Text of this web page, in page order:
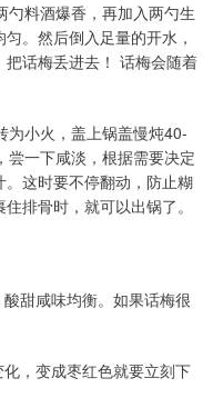
勺料酒爆香，再加入两勺生
。然后倒入足量的开水，
话梅丢进去！ 话梅会随着
为小火，盖上锅盖慢炖40-
尝一下咸淡，根据需要决定
这时要不停翻动，防止糊
排骨时，就可以出锅了。
甜咸味均衡。如果话梅很
，变成枣红色就要立刻下